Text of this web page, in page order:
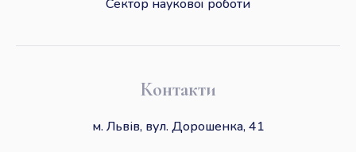
Сектор наукової роботи
Контакти
м. Львів, вул. Дорошенка, 41